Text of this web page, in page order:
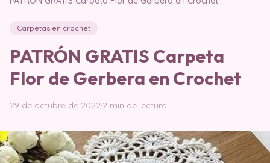
Carpetas en crochet
PATRÓN GRATIS Carpeta
Flor de Gerbera en Crochet
29 de octubre de 2022·2 min de lectura